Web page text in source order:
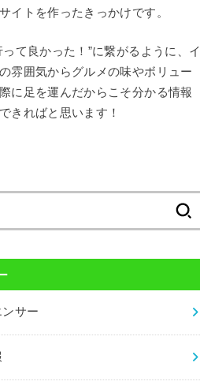
イトを作ったきっかけです。
って良かった！”に繋がるように、イ
雰囲気からグルメの味やボリュー
に足を運んだからこそ分かる情報
きればと思います！
サー